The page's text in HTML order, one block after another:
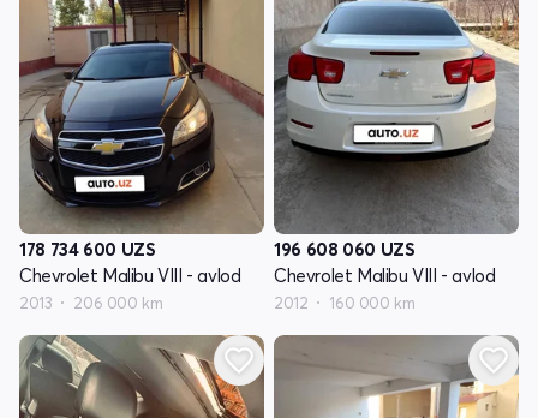
178 734 600 UZS
Chevrolet Malibu VIII - avlod
2013 206 000 km
196 608 060 UZS
Chevrolet Malibu VIII - avlod
2012 160 000 km